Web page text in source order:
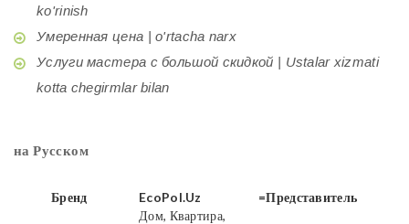
ko'rinish
Умеренная цена | o'rtacha narx
Услуги мастера с большой скидкой | Ustalar xizmati
kotta chegirmlar bilan
на Русском
Бренд EcoPol.Uz =Представитель
Дом, Квартира,